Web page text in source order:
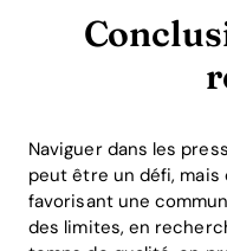
Naviguer dans les
peut être un défi, mais
favorisant une
des limites, en